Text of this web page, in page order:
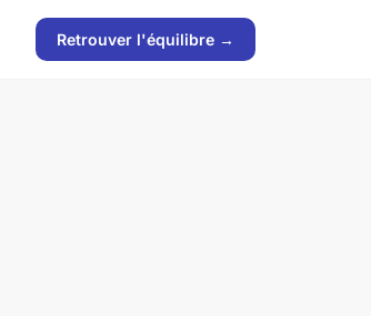
Retrouver l'équilibre →